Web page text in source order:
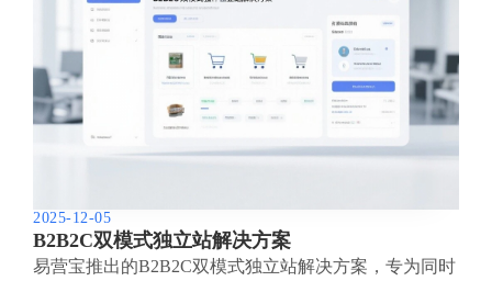
2025-12-05
B2B2C双模式独立站解决方案
易营宝推出的B2B2C双模式独立站解决方案，专为同时